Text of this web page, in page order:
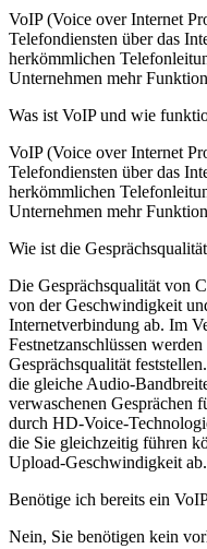
VoIP (Voice over Internet
Telefondiensten über das
herkömmlichen
Unternehmen mehr
Was ist VoIP und wie
VoIP (Voice over Internet
Telefondiensten über das
herkömmlichen
Unternehmen mehr
Wie ist die
Die Gesprächsqualität von
von der Geschwindigkeit
Internetverbindung ab. Im
Festnetzanschlüssen
Gesprächsqualität
die gleiche Audio-
verwaschenen Gesprächen
durch HD-Voice-
die Sie gleichzeitig führen
Upload-Geschwindigkeit ab.
Benötige ich bereits ein
Nein, Sie benötigen kein